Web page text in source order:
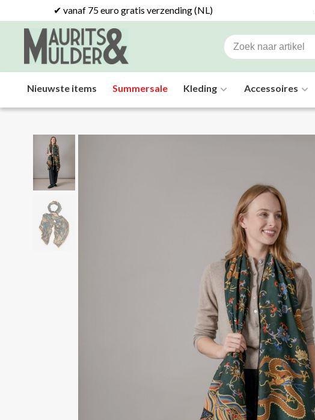
✔ vanaf 75 euro gratis verzending (NL)
Nieuwste items Summersale Kleding Accessoires